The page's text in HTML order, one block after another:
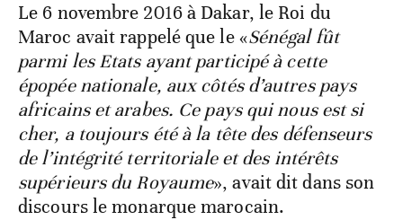
Le 6 novembre 2016 à Dakar, le Roi du
Maroc avait rappelé que le «Sénégal fût
parmi les Etats ayant participé à cette
épopée nationale, aux côtés d’autres pays
africains et arabes. Ce pays qui nous est si
cher, a toujours été à la tête des défenseurs
de l’intégrité territoriale et des intérêts
supérieurs du Royaume», avait dit dans son
discours le monarque marocain.